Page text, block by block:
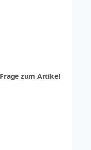
Frage zum Artikel